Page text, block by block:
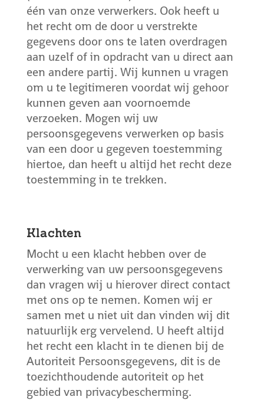
één van onze verwerkers. Ook heeft u
het recht om de door u verstrekte
gegevens door ons te laten overdragen
aan uzelf of in opdracht van u direct aan
een andere partij. Wij kunnen u vragen
om u te legitimeren voordat wij gehoor
kunnen geven aan voornoemde
verzoeken. Mogen wij uw
persoonsgegevens verwerken op basis
van een door u gegeven toestemming
hiertoe, dan heeft u altijd het recht deze
toestemming in te trekken.
Klachten
Mocht u een klacht hebben over de
verwerking van uw persoonsgegevens
dan vragen wij u hierover direct contact
met ons op te nemen. Komen wij er
samen met u niet uit dan vinden wij dit
natuurlijk erg vervelend. U heeft altijd
het recht een klacht in te dienen bij de
Autoriteit Persoonsgegevens, dit is de
toezichthoudende autoriteit op het
gebied van privacybescherming.